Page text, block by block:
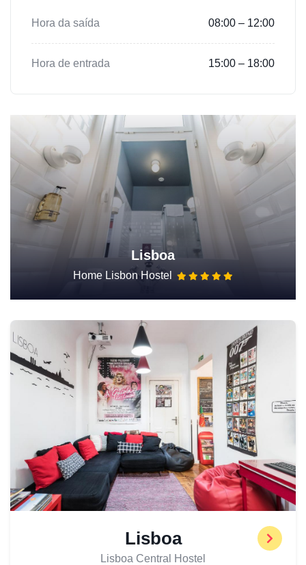
Hora da saída 08:00 – 12:00
Hora de entrada 15:00 – 18:00
Lisboa
Home Lisbon Hostel
Lisboa
Lisboa Central Hostel